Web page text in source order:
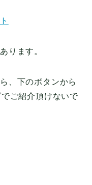
ります。
、下のボタンから
ご紹介頂けないで